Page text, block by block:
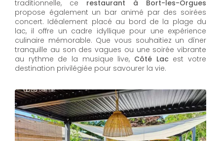
traditionnelle, ce restaurant à Bort-les-Orgues
propose également un bar animé par des soirées
concert. Idéalement placé au bord de la plage du
lac, il offre un cadre idyllique pour une expérience
culinaire mémorable. Que vous souhaitiez un dîner
tranquille au son des vagues ou une soirée vibrante
au rythme de la musique live, Côté Lac est votre
destination privilégiée pour savourer la vie.